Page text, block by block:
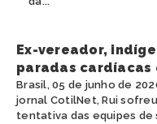
Ex-vereador,
paradas cardíacas
Brasil, 05 de junho de
jornal CotilNet, Rui
tentativa das equipes de